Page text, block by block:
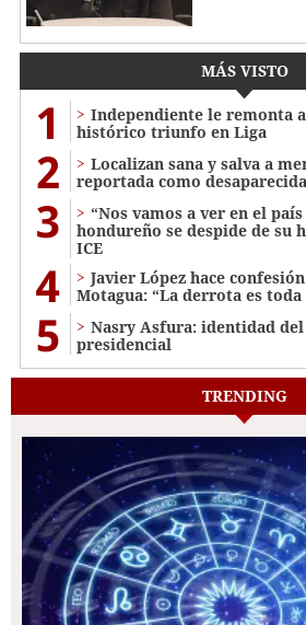
MÁS VISTO
1
Independiente le remonta
histórico triunfo en Liga
2
Localizan sana y salva a
reportada como
3
“Nos vamos a ver en el
hondureño se despide de su
ICE
4
Javier López hace
Motagua: “La derrota es
5
Nasry Asfura: identidad
presidencial
TRENDING